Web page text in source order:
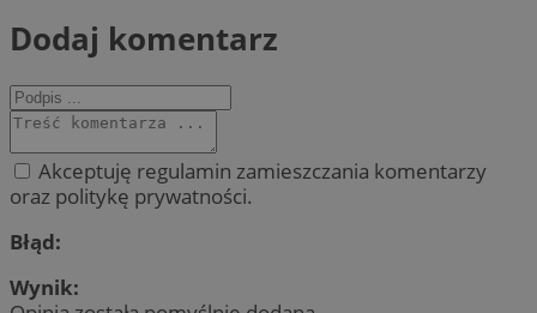
Dodaj komentarz
Akceptuję regulamin zamieszczania komentarzy
oraz politykę prywatności.
Błąd:
Wynik: